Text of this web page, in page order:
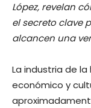
López, revelan
el secreto clave
alcancen una
La industria de
económico y